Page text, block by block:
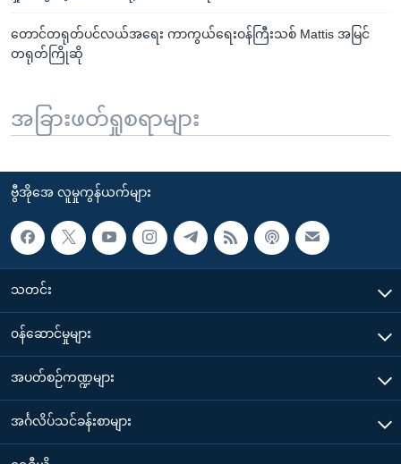
တောင်တရုတ်ပင်လယ်အရေး ကာကွယ်ရေးဝန်ကြီးသစ် Mattis အမြင်
တရုတ်ကြိုဆို
အခြားဖတ်ရှုစရာများ
ဗွီအိုအေ လူမှုကွန်ယက်များ
သတင်း
၀န်ဆောင်မှုများ
အပတ်စဉ်ကဏ္ဍများ
အင်္ဂလိပ်သင်ခန်းစာများ